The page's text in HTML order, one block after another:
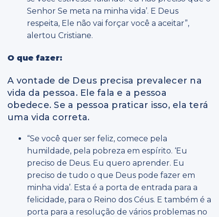
Senhor Se meta na minha vida’. E Deus
respeita, Ele não vai forçar você a aceitar”,
alertou Cristiane.
O que fazer:
A vontade de Deus precisa prevalecer na
vida da pessoa. Ele fala e a pessoa
obedece. Se a pessoa praticar isso, ela terá
uma vida correta.
“Se você quer ser feliz, comece pela
humildade, pela pobreza em espírito. ‘Eu
preciso de Deus. Eu quero aprender. Eu
preciso de tudo o que Deus pode fazer em
minha vida’. Esta é a porta de entrada para a
felicidade, para o Reino dos Céus. E também é a
porta para a resolução de vários problemas no